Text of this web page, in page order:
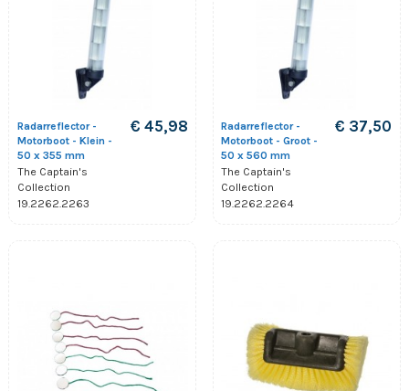
Radarreflector -
Motorboot - Klein -
50 x 355 mm
The Captain's
Collection
19.2262.2263
€ 45,98
Radarreflector -
Motorboot - Groot -
50 x 560 mm
The Captain's
Collection
19.2262.2264
€ 37,50